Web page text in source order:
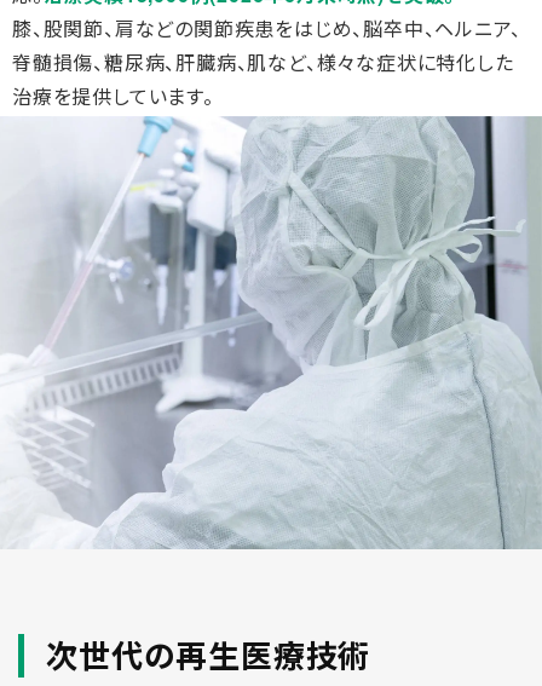
膝、股関節、肩などの関節疾患をはじめ、脳卒中、ヘルニア、
脊髄損傷、糖尿病、肝臓病、肌など、様々な症状に特化した
治療を提供しています。
次世代の再生医療技術